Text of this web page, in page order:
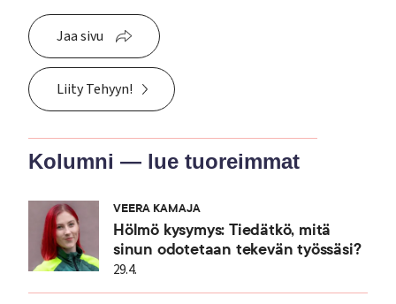
Jaa sivu
Liity Tehyyn!
Kolumni — lue tuoreimmat
VEERA KAMAJA
Hölmö kysymys: Tiedätkö, mitä
sinun odotetaan tekevän työssäsi?
29.4.